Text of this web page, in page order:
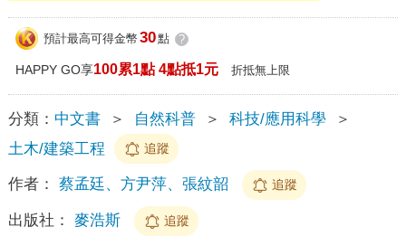
預計最高可得金幣 30點 ?
HAPPY GO享100累1點 4點抵1元 折抵無上限
分類： 中文書 ＞ 自然科普 ＞ 科技/應用科學
＞
土木/建築工程
追蹤
作者： 蔡孟廷、方尹萍、張紋韶 追蹤
出版社： 麥浩斯 追蹤